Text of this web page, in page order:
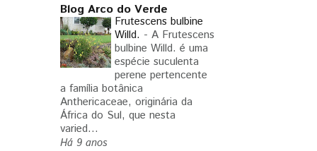
Blog Arco do Verde
Frutescens bulbine
Willd. - A Frutescens
bulbine Willd. é uma
espécie suculenta
perene pertencente
a família botânica
Anthericaceae, originária da
África do Sul, que nesta
varied...
Há 9 anos